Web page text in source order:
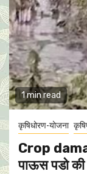
1 min read
कृषिधोरण-योजना
Crop
पाऊस पडो